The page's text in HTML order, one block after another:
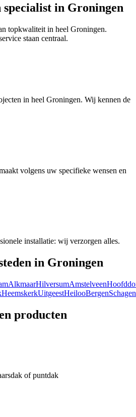
in Groningen
topkwaliteit in heel Groningen.
staan centraal.
in heel Groningen. Wij kennen de
volgens uw specifieke wensen en
installatie: wij verzorgen alles.
in Groningen
AlkmaarHilversumAmstelveen
HeemskerkUitgeestHeilooBergenSchagen
producten
of puntdak